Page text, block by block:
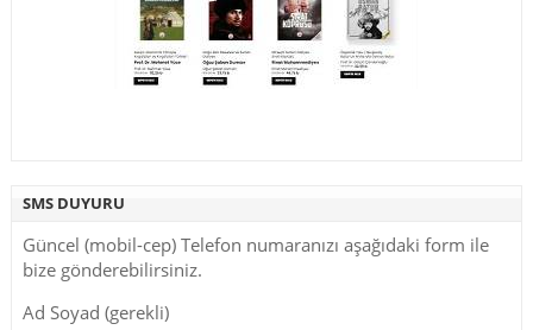
SMS DUYURU
Güncel (mobil-cep) Telefon numaranızı aşağıdaki form ile
bize gönderebilirsiniz.
Ad Soyad (gerekli)